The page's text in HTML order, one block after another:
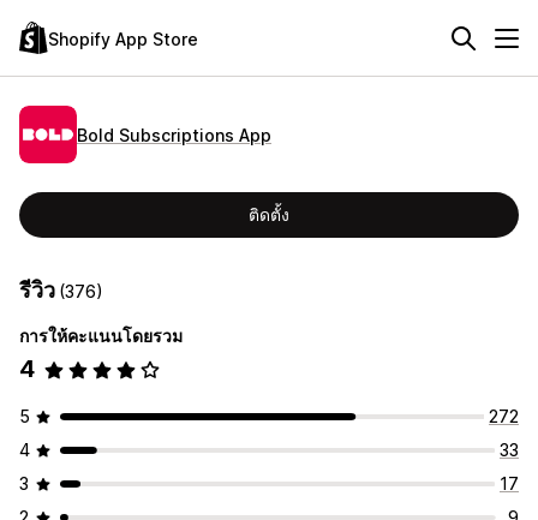
Shopify App Store
Bold Subscriptions App
ติดตั้ง
รีวิว (376)
การให้คะแนนโดยรวม
4
5
272
4
33
3
17